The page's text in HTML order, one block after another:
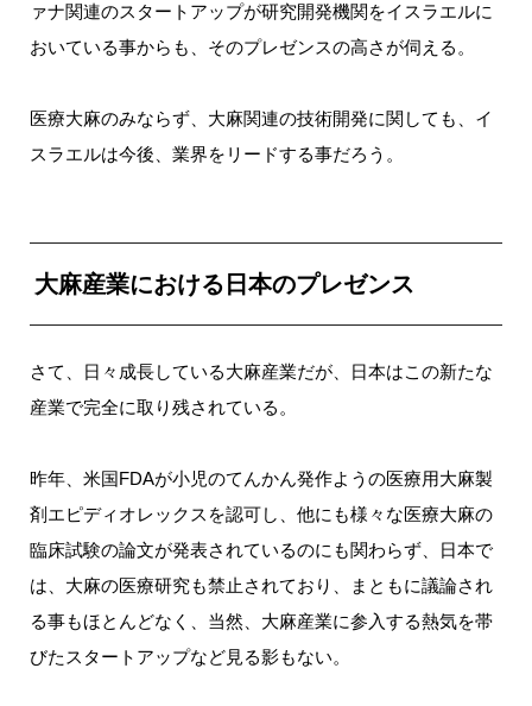
ァナ関連のスタートアップが研究開発機関をイスラエルに
おいている事からも、そのプレゼンスの高さが伺える。
医療大麻のみならず、大麻関連の技術開発に関しても、イ
スラエルは今後、業界をリードする事だろう。
大麻産業における日本のプレゼンス
さて、日々成長している大麻産業だが、日本はこの新たな
産業で完全に取り残されている。
昨年、米国FDAが小児のてんかん発作ようの医療用大麻製
剤エピディオレックスを認可し、他にも様々な医療大麻の
臨床試験の論文が発表されているのにも関わらず、日本で
は、大麻の医療研究も禁止されており、まともに議論され
る事もほとんどなく、当然、大麻産業に参入する熱気を帯
びたスタートアップなど見る影もない。